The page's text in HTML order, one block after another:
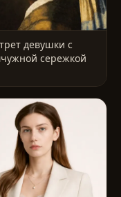
девушки с
сережкой